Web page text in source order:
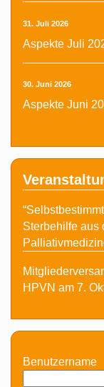
31. Juli 2026
Aspekte Juli
30. Juni 2026
Aspekte Juni
Sterbehilfe aus
HPVN am 7.
Benutzername